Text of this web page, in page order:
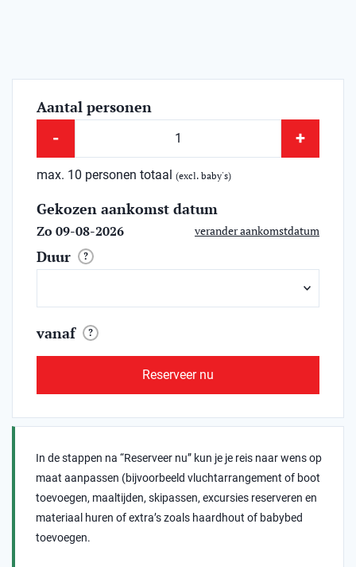
Aantal personen
- +
max. 10 personen totaal (excl. baby's)
Gekozen aankomst datum
Zo 09-08-2026 verander aankomstdatum
Duur ?
vanaf ?
Reserveer nu
In de stappen na “Reserveer nu” kun je je reis naar wens op
maat aanpassen (bijvoorbeeld vluchtarrangement of boot
toevoegen, maaltijden, skipassen, excursies reserveren en
materiaal huren of extra’s zoals haardhout of babybed
toevoegen.